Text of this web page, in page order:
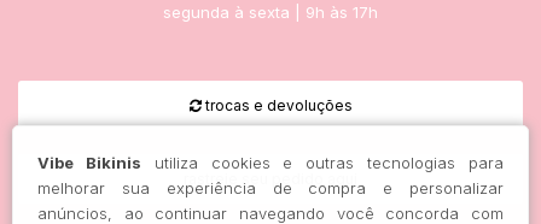
Vibe Bikinis utiliza cookies e outras tecnologias para
melhorar sua experiência de compra e personalizar
anúncios, ao continuar navegando você concorda com
segunda à sexta | 9h às 17h
trocas e devoluções
rastreie seu pedido aqui